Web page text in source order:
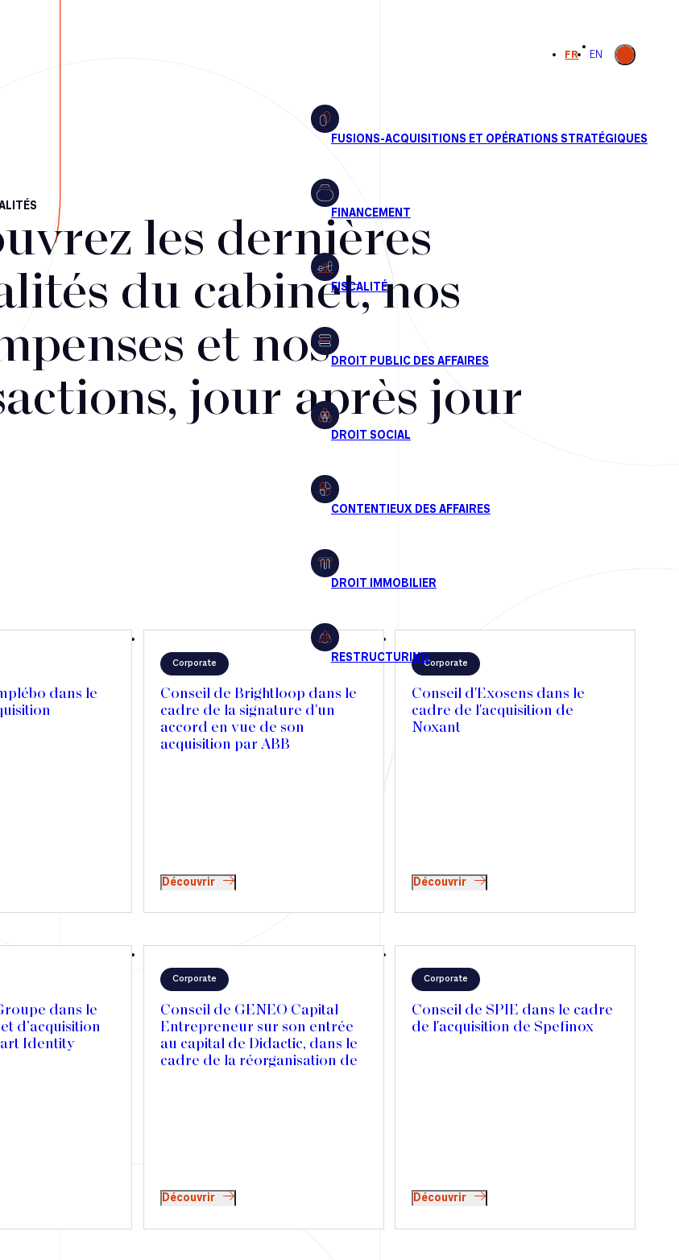
FR EN
Ouvrir la
recherche
les dernières
du cabinet, nos
et nos
jour après jour
dans le
Corporate
Conseil de Brightloop dans le
cadre de la signature d'un
accord en vue de son
acquisition par ABB
Découvrir
Corporate
Conseil d'Exosens dans le
cadre de l'acquisition de
Noxant
Découvrir
dans le
d’acquisition
Identity
Corporate
Conseil de GENEO Capital
Entrepreneur sur son entrée
au capital de Didactic, dans le
cadre de la réorganisation de
Découvrir
Corporate
Conseil de SPIE dans le cadre
de l'acquisition de Spefinox
Découvrir